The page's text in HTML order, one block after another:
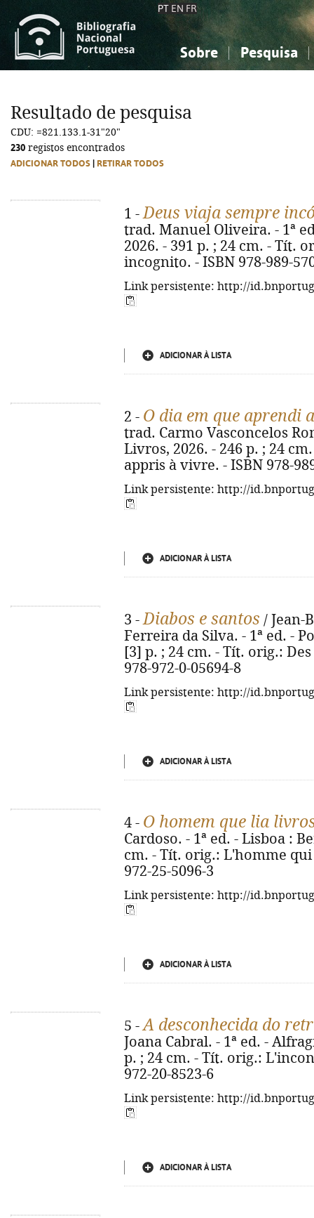
PT EN FR
Sobre Pesquisa
Ciências sociais...
Ciências sociais...
Resultado de pesquisa
CDU: =821.133.1-31"20"
230 registos encontrados
ADICIONAR TODOS RETIRAR TODOS
1 -Deus viaja sempre
trad. Manuel Oliveira. - 1ª
2026. - 391 p. ; 24 cm. - Tít.
incognito. - ISBN 978-989-
Link persistente: http://
ADICIONAR À LISTA
2 - O dia em que aprendi
trad. Carmo Vasconcelos
Livros, 2026. - 246 p. ; 24
appris à vivre. - ISBN 978-
Link persistente: http://
ADICIONAR À LISTA
3 -Diabos e santos / Jean-
Ferreira da Silva. - 1ª ed. -
[3] p. ; 24 cm. - Tít. orig.:
978-972-0-05694-8
Link persistente: http://
ADICIONAR À LISTA
4 - O homem que lia
Cardoso. - 1ª ed. - Lisboa :
cm. - Tít. orig.: L'homme
972-25-5096-3
Link persistente: http://
ADICIONAR À LISTA
5 -A desconhecida do
Joana Cabral. - 1ª ed. -
p. ; 24 cm. - Tít. orig.:
972-20-8523-6
Link persistente: http://
ADICIONAR À LISTA